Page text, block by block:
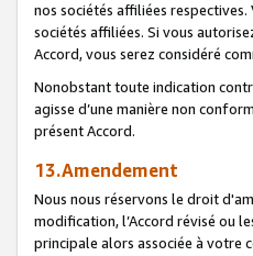
nos sociétés affiliées
sociétés affiliées. Si vous
Accord, vous serez considéré
Nonobstant toute indication
agisse d’une manière non
présent Accord.
13.Amendement
Nous nous réservons le droit
modification, l’Accord révisé ou
principale alors associée à votre